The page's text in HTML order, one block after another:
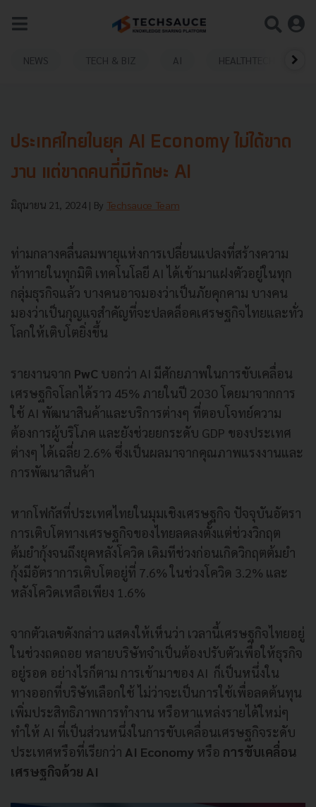
NEWS TECH & BIZ AI HEALTHTECH
ประเทศไทยในยุค AI Economy ไม่ได้ขาด
งาน แต่ขาดคนที่มีทักษะ AI
มิถุนายน 21, 2024 | By Techsauce Team
ท่ามกลางคลื่นลมพายุแห่งการเปลี่ยนแปลงที่สร้างความ
ท้าทายในทุกมิติ เทคโนโลยี AI ได้เข้ามาแฝงตัวอยู่ในทุก
กลุ่มธุรกิจแล้ว บางคนอาจมองว่าเป็นภัยคุกคาม บางคน
มองว่าเป็นกุญแจสำคัญที่จะปลดล็อคเศรษฐกิจไทยและทั่ว
โลกให้เติบโตยิ่งขึ้น
รายงานจาก PwC บอกว่า AI มีศักยภาพในการขับเคลื่อน
เศรษฐกิจโลกได้ราว 45% ภายในปี 2030 โดยมาจากการ
ใช้ AI พัฒนาสินค้าและบริการต่างๆ ที่ตอบโจทย์ความ
ต้องการผู้บริโภค และยังช่วยยกระดับ GDP ของประเทศ
ต่างๆ ได้เฉลี่ย 2.6% ซึ่งเป็นผลมาจากคุณภาพแรงงานและ
การพัฒนาสินค้า
หากโฟกัสที่ประเทศไทยในมุมเชิงเศรษฐกิจ ปัจจุบันอัตรา
การเติบโตทางเศรษฐกิจของไทยลดลงตั้งแต่ช่วงวิกฤต
ต้มยำกุ้งจนถึงยุคหลังโควิด เดิมทีช่วงก่อนเกิดวิกฤตต้มยำ
กุ้งมีอัตราการเติบโตอยู่ที่ 7.6% ในช่วงโควิด 3.2% และ
หลังโควิดเหลือเพียง 1.6%
จากตัวเลขดังกล่าว แสดงให้เห็นว่า เวลานี้เศรษฐกิจไทยอยู่
ในช่วงถดถอย หลายบริษัทจำเป็นต้องปรับตัวเพื่อให้ธุรกิจ
อยู่รอด อย่างไรก็ตาม การเข้ามาของ AI ก็เป็นหนึ่งใน
ทางออกที่บริษัทเลือกใช้ ไม่ว่าจะเป็นการใช้เพื่อลดต้นทุน
เพิ่มประสิทธิภาพการทำงาน หรือหาแหล่งรายได้ใหม่ๆ
ทำให้ AI ที่เป็นส่วนหนึ่งในการขับเคลื่อนเศรษฐกิจระดับ
ประเทศหรือที่เรียกว่า AI Economy หรือ การขับเคลื่อน
เศรษฐกิจด้วย AI